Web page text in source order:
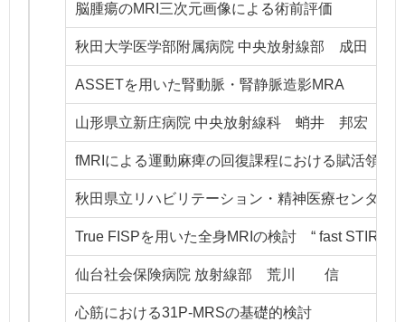
脳腫瘍のMRI三次元画像による術前評価
秋田大学医学部附属病院 中央放射線部 成田 孔
ASSETを用いた腎動脈・腎静脈造影MRA
山形県立新庄病院 中央放射線科 蛸井 邦宏
fMRIによる運動麻痺の回復課程における賦活領域
秋田県立リハビリテーション・精神医療センタ
True FISPを用いた全身MRIの検討 “ fast STIR と
仙台社会保険病院 放射線部 荒川 信
心筋における31P-MRSの基礎的検討